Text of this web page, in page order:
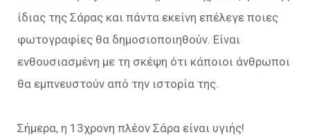
ίδιας της Σάρας και πάντα εκείνη επέλεγε ποιες
φωτογραφίες θα δημοσιοποιηθούν. Είναι
ενθουσιασμένη με τη σκέψη ότι κάποιοι άνθρωποι
θα εμπνευστούν από την ιστορία της.
Σήμερα, η 13χρονη πλέον Σάρα είναι υγιής!